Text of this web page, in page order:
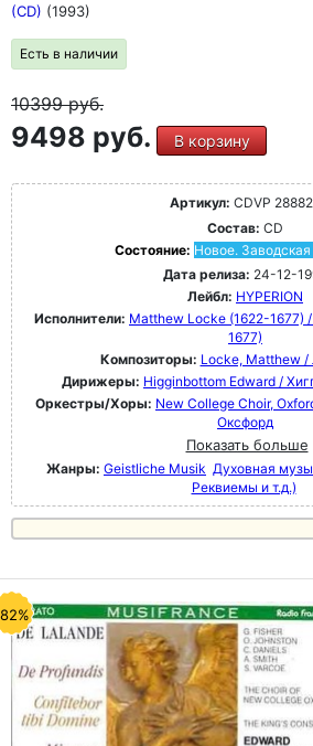
(CD) (1993)
Есть в наличии
10399руб.
9498 руб. В корзину
Артикул: CDVP
Состав: CD
Состояние: Новое. Заводская
Дата релиза: 24-12-
Лейбл: HYPERION
Исполнители: Matthew Locke (1622-1677)
1677)
Композиторы: Locke, Matthew
Дирижеры: Higginbottom Edward /
Оркестры/Хоры: New College Choir,
Оксфорд
Показать больше
Жанры: Geistliche Musik Духовная
Реквиемы и т.д.)